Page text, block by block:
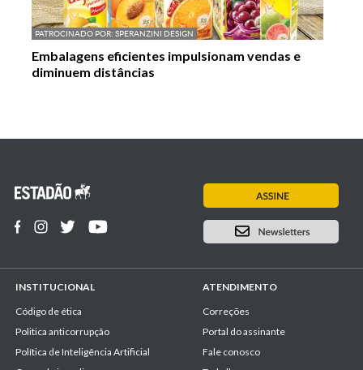
PATROCINADO POR: SPERANZINI DESIGN
Embalagens eficientes impulsionam vendas e
diminuem distâncias
INSTITUCIONAL
Código de ética
Politica anticorrupção
Política de Inteligência Artificial
ATENDIMENTO
Correções
Portal do assinante
Fale conosco